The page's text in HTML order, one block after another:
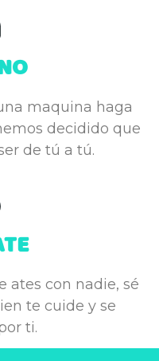
maquina haga
decidido que
de tú a tú.
ates con nadie, sé
te cuide y se
ti.